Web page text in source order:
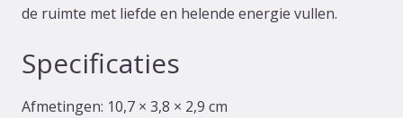
de ruimte met liefde en helende energie vullen.
Specificaties
Afmetingen: 10,7 × 3,8 × 2,9 cm